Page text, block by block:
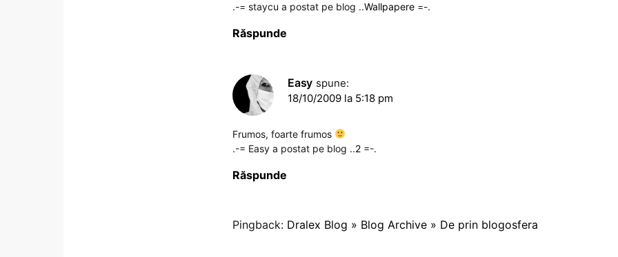
.-= staycu a postat pe blog ..Wallpapere =-.
Răspunde
Easy spune:
18/10/2009 la 5:18 pm
Frumos, foarte frumos
.-= Easy a postat pe blog ..2 =-.
Răspunde
Pingback: Dralex Blog » Blog Archive » De prin blogosfera